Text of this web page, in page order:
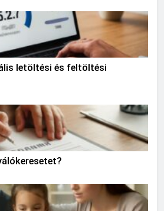
letöltési és feltöltési